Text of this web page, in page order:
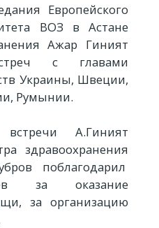
Европейского
ВОЗ в Астане
Ажар Гиният
с главами
Украины, Швеции,
Румынии.
А.Гиният
здравоохранения
поблагодарил
за оказание
за организацию